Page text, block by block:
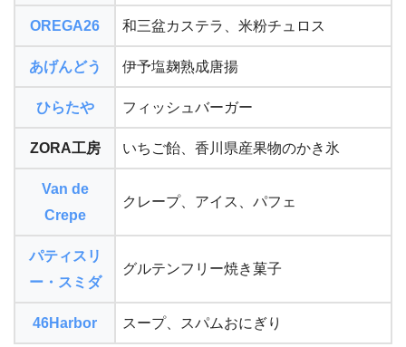
OREGA26 和三盆カステラ、米粉チュロス
あげんどう 伊予塩麹熟成唐揚
ひらたや フィッシュバーガー
ZORA工房 いちご飴、香川県産果物のかき氷
Van de
Crepe
クレープ、アイス、パフェ
パティスリ
ー・スミダ
グルテンフリー焼き菓子
46Harbor スープ、スパムおにぎり